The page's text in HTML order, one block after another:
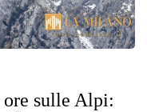
sulle Alpi: